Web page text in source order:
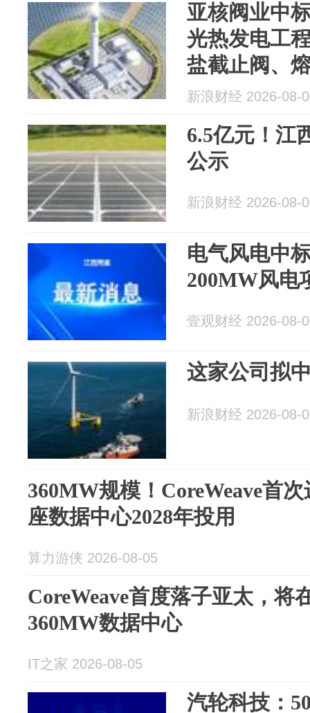
亚核阀业中
光热发电工
盐截止阀、
新浪财经 2026-08-
6.5亿元！江
公示
新浪财经 2026-08-
电气风电中
200MW风电
壹观财经 2026-08-
这家公司拟
新浪财经 2026-08-
360MW规模！CoreWeave首
座数据中心2028年投用
算力游侠 2026-08-05
CoreWeave首度落子亚太，将
360MW数据中心
IT之家 2026-08-05
汽轮科技：